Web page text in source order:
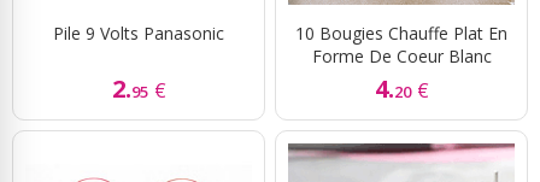
Pile 9 Volts Panasonic
2.95 €
10 Bougies Chauffe Plat En
Forme De Coeur Blanc
4.20 €